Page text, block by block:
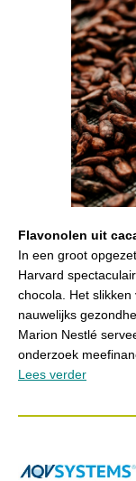
Flavonolen uit
In een groot
Harvard
chocola. Het
nauwelijks
Marion Nestlé
onderzoek
Lees verder